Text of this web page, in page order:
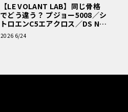
【LE VOLANT LAB】同じ骨格
でどう違う？ プジョー5008／シ
トロエンC5エアクロス／DS Nº4
読者一気乗りレポート
2026 6/24